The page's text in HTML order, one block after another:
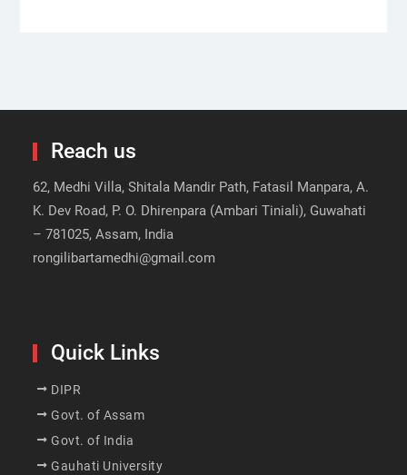
Reach us
62, Medhi Villa, Shitala Mandir Path, Fatasil Manpara, A.
K. Dev Road, P. O. Dhirenpara (Ambari Tiniali), Guwahati
– 781025, Assam, India
rongilibartamedhi@gmail.com
Quick Links
DIPR
Govt. of Assam
Govt. of India
Gauhati University